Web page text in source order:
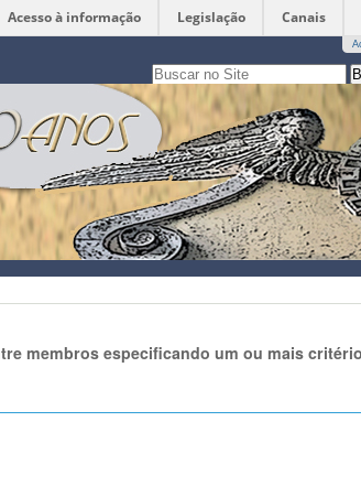
Acesso à informação Legislação Canais
Busca
apenas nesta seção
Busca
Avançada…
membros especificando um ou mais